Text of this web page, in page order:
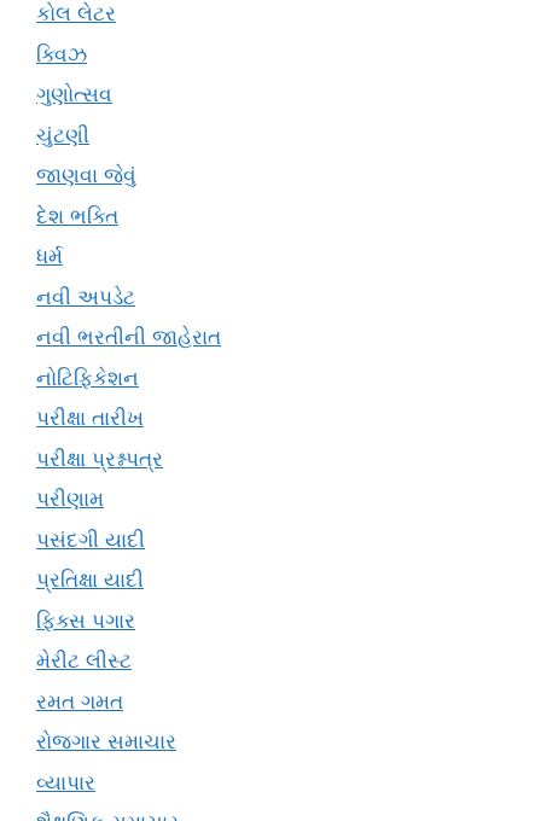
કોલ લેટર
ક્વિઝ
ગુણોત્સવ
ચુંટણી
જાણવા જેવું
દેશ ભક્તિ
ધર્મ
નવી અપડેટ
નવી ભરતીની જાહેરાત
નોટિફિકેશન
પરીક્ષા તારીખ
પરીક્ષા પ્રશ્નપત્ર
પરીણામ
પસંદગી યાદી
પ્રતિક્ષા યાદી
ફિક્સ પગાર
મેરીટ લીસ્ટ
રમત ગમત
રોજગાર સમાચાર
વ્યાપાર